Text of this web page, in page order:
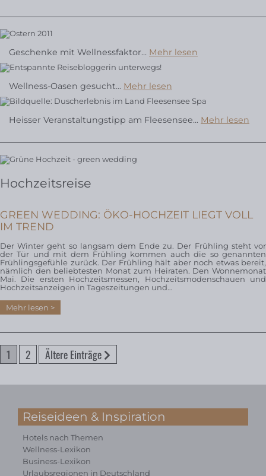
WELLNESSHOTEL
Geschenke mit Wellnessfaktor... Mehr lesen
WELLNESSHOTEL
Wellness-Oasen gesucht... Mehr lesen
VALENTINSTAG
Heisser Veranstaltungstipp am Fleesensee... Mehr lesen
Hochzeitsreise
GREEN WEDDING: ÖKO-HOCHZEIT LIEGT VOLL
IM TREND
Der Winter geht so langsam dem Ende zu. Der Frühling steht vor
der Tür und mit dem Frühling kommen auch die so genannten
Frühlingsgefühle zurück. Der Frühling hält aber noch etwas bereit,
nämlich den beliebtesten Monat zum Heiraten. Den Wonnemonat
Mai. Die ersten Hochzeitsmessen, Hochzeitsmodenschauen und
Hochzeitsanzeigen in Tageszeitungen und…
Mehr lesen
1 2 Ältere Einträge
Reiseideen & Inspiration
Hotels nach Themen
Wellness-Lexikon
Business-Lexikon
Urlaubsregionen in Deutschland